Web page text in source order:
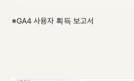
※GA4 사용자 획득 보고서